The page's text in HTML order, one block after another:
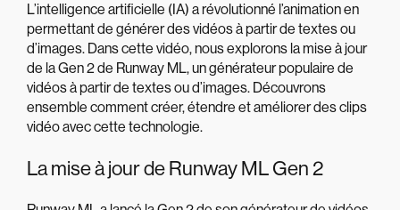
L’intelligence artificielle (IA) a révolutionné l’animation en
permettant de générer des vidéos à partir de textes ou
d’images. Dans cette vidéo, nous explorons la mise à jour
de la Gen 2 de Runway ML, un générateur populaire de
vidéos à partir de textes ou d’images. Découvrons
ensemble comment créer, étendre et améliorer des clips
vidéo avec cette technologie.
La mise à jour de Runway ML Gen 2